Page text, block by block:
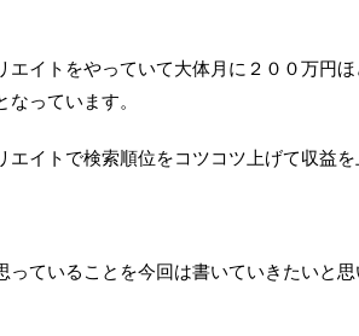
エイトをやっていて大体月に２００万円
っています。
エイトで検索順位をコツコツ上げて収益を
っていることを今回は書いていきたいと思